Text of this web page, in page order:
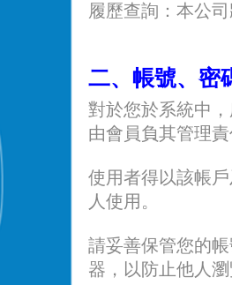
履歷查詢：本公
二、帳號、密
對於您於系統中
由會員負其管理
使用者得以該帳
人使用。
請妥善保管您的
器，以防止他人